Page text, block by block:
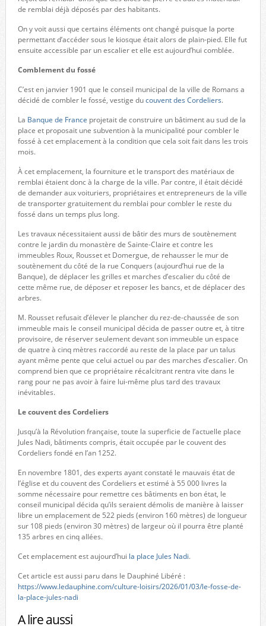
de remblai déjà déposés par des habitants.
On y voit aussi que certains éléments ont changé puisque la porte
permettant d’accéder sous le kiosque était alors de plain-pied. Elle fut
ensuite accessible par un escalier et elle est aujourd’hui comblée.
Comblement du fossé
C’est en janvier 1901 que le conseil municipal de la ville de Romans a
décidé de combler le fossé, vestige ducouvent des Cordeliers.
La Banque de France projetait de construire un bâtiment au sud de la
place et proposait une subvention à la municipalité pour combler le
fossé à cet emplacement à la condition que cela soit fait dans les trois
mois.
À cet emplacement, la fourniture et le transport des matériaux de
remblai étaient donc à la charge de la ville. Par contre, il était décidé
de demander aux voituriers, propriétaires et entrepreneurs de la ville
de transporter gratuitement du remblai pour combler le reste du
fossé dans un temps plus long.
Les travaux nécessitaient aussi de bâtir des murs de soutènement
contre le jardin du monastère de Sainte-Claire et contre les
immeubles Roux, Rousset et Domergue, de rehausser le mur de
soutènement du côté de la rue Conquers (aujourd’hui rue de la
Banque), de déplacer les grilles et marches d’escalier du côté de
cette même rue, de déposer et reposer les bancs, et de déplacer des
arbres.
M. Rousset refusait d’élever le plancher du rez-de-chaussée de son
immeuble mais le conseil municipal décida de passer outre et, à titre
provisoire, de réserver seulement devant son immeuble un espace
de quatre à cinq mètres raccordé au reste de la place par un talus
ayant même pente que celui actuel ou par des marches d’escalier. On
comprend bien que ce propriétaire récalcitrant rentra vite dans le
rang pour ne pas avoir à faire lui-même plus tard des travaux
inévitables.
Le couvent des Cordeliers
Jusqu’à la Révolution française, toute la superficie de l’actuelle place
Jules Nadi, bâtiments compris, était occupée par le couvent des
Cordeliers fondé en l’an 1252.
En novembre 1801, des experts ayant constaté le mauvais état de
l’église et du couvent des Cordeliers et estimé à 55 000 livres la
somme nécessaire pour remettre ces bâtiments en bon état, le
conseil municipal décida qu’ils seraient démolis de manière à laisser
libre un emplacement de 522 pieds (environ 160 mètres) de longueur
sur 108 pieds (environ 30 mètres) de largeur où il pourra être planté
135 arbres en cinq allées.
Cet emplacement est aujourd’hui la place Jules Nadi.
Cet article est aussi paru dans le Dauphiné Libéré :
https://www.ledauphine.com/culture-loisirs/2026/01/03/le-fosse-de-
la-place-jules-nadi
A lire aussi